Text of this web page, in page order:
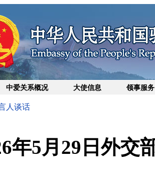
中爱关系概况 大使信息 领事服务
人谈话
年5月29日外交